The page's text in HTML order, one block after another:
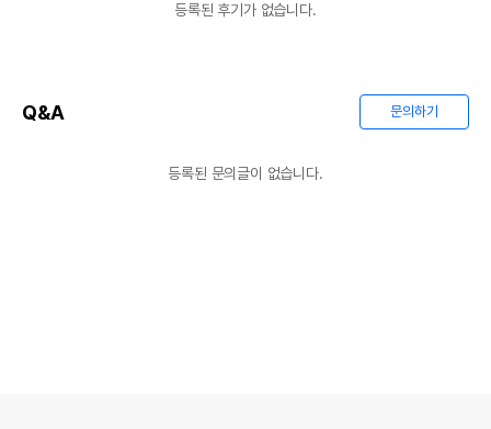
등록된 후기가 없습니다.
Q&A 문의하기
등록된 문의글이 없습니다.